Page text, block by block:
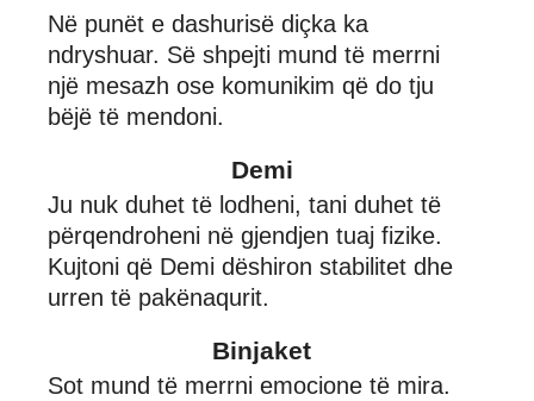
Në punët e dashurisë diçka ka
ndryshuar. Së shpejti mund të merrni
një mesazh ose komunikim që do tju
bëjë të mendoni.
Demi
Ju nuk duhet të lodheni, tani duhet të
përqendroheni në gjendjen tuaj fizike.
Kujtoni që Demi dëshiron stabilitet dhe
urren të pakënaqurit.
Binjaket
Sot mund të merrni emocione të mira.